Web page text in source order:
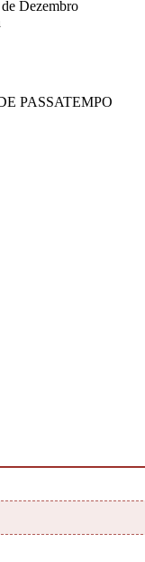
Dezembro
PASSATEMPO